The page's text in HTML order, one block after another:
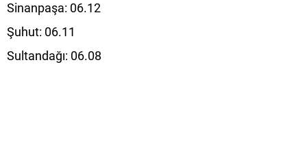
Sinanpaşa: 06.12
Şuhut: 06.11
Sultandağı: 06.08